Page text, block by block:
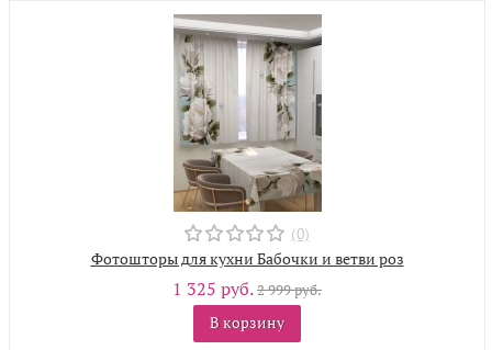
(0)
Фотошторы для кухни Бабочки и ветви роз
1 325 руб.2 999 руб.
В корзину